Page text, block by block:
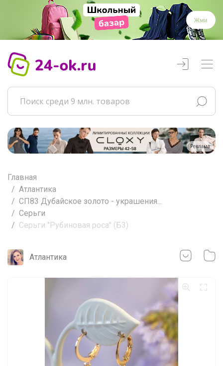
Жми
Реклама
Главная
Атлантика
СП83 Дубайское золото - украшения...
Серьги
Серьги "Рубиновая роса" (Б3)
Атлантика